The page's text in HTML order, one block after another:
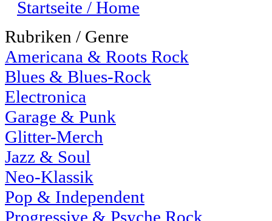
Startseite / Home
Rubriken / Genre
Americana & Roots Rock
Blues & Blues-Rock
Electronica
Garage & Punk
Glitter-Merch
Jazz & Soul
Neo-Klassik
Pop & Independent
Progressive & Psyche Rock